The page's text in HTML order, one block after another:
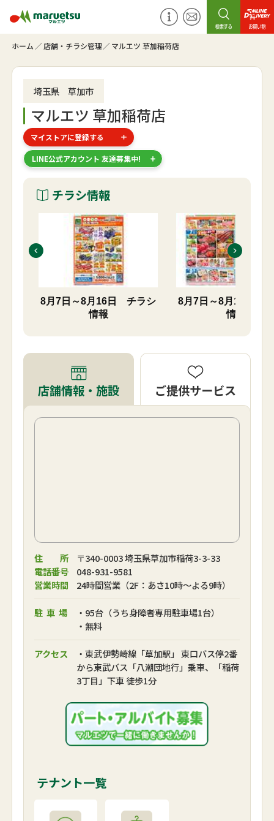
ホーム 店舗・チラシ管理 マルエツ 草加稲荷店
埼玉県 草加市
マルエツ 草加稲荷店
マイストアに登録する
LINE公式アカウント 友達募集中!
チラシ情報
8月7日～8月16日 チラシ
情報
8月7日～8月10日
情報
店舗情報・施設 ご提供サービス
住 所
〒340-0003 埼玉県草加市稲荷3-3-33
電話番号
048-931-9581
営業時間
24時間営業（2F：あさ10時～よる9時）
駐車場
・95台（うち身障者専用駐車場1台）
・無料
アクセス
・東武伊勢崎線「草加駅」 東口バス停2番
から東武バス「八潮団地行」乗車、「稲荷
3丁目」下車 徒歩1分
テナント一覧